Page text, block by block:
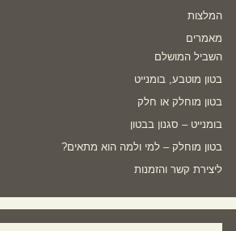
המלצות
מאמרים
השביל המושלם
בטון מוטבע, בומנייט
בטון מוחלק או חלק
בומנייט – סגנון בבטון
בטון מוחלק – למי ולמה הוא מתאים?
ליצירת קשר והזמנות